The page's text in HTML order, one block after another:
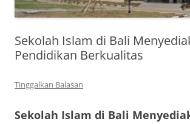
Sekolah Islam di Bali
Pendidikan Berkualitas
Tinggalkan Balasan
Sekolah Islam di Bali